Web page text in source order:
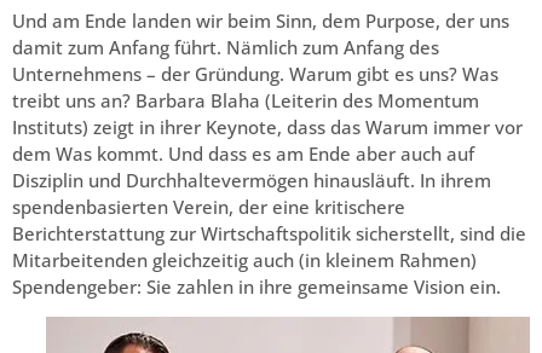
Und am Ende landen wir beim Sinn, dem Purpose, der uns
damit zum Anfang führt. Nämlich zum Anfang des
Unternehmens – der Gründung. Warum gibt es uns? Was
treibt uns an? Barbara Blaha (Leiterin des Momentum
Instituts) zeigt in ihrer Keynote, dass das Warum immer vor
dem Was kommt. Und dass es am Ende aber auch auf
Disziplin und Durchhaltevermögen hinausläuft. In ihrem
spendenbasierten Verein, der eine kritischere
Berichterstattung zur Wirtschaftspolitik sicherstellt, sind die
Mitarbeitenden gleichzeitig auch (in kleinem Rahmen)
Spendengeber: Sie zahlen in ihre gemeinsame Vision ein.